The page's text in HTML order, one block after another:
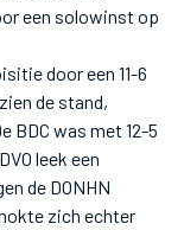
een solowinst op
door een 11-6
de stand,
BDC was met 12-5
leek een
de DONHN
zich echter